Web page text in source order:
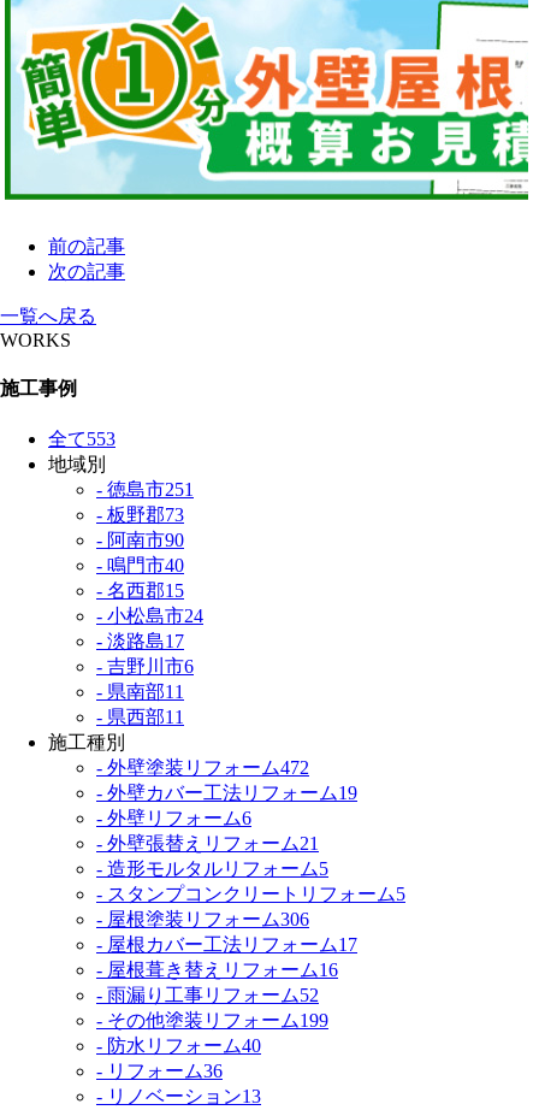
前の記事
次の記事
一覧へ戻る
WORKS
施工事例
全て553
地域別
- 徳島市251
- 板野郡73
- 阿南市90
- 鳴門市40
- 名西郡15
- 小松島市24
- 淡路島17
- 吉野川市6
- 県南部11
- 県西部11
施工種別
- 外壁塗装リフォーム472
- 外壁カバー工法リフォーム19
- 外壁リフォーム6
- 外壁張替えリフォーム21
- 造形モルタルリフォーム5
- スタンプコンクリートリフォーム5
- 屋根塗装リフォーム306
- 屋根カバー工法リフォーム17
- 屋根葺き替えリフォーム16
- 雨漏り工事リフォーム52
- その他塗装リフォーム199
- 防水リフォーム40
- リフォーム36
- リノベーション13